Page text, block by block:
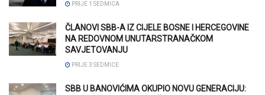
PRIJE 1 SEDMICA
ČLANOVI SBB-A IZ CIJELE BOSNE I HERCEGOVINE
NA REDOVNOM UNUTARSTRANAČKOM
SAVJETOVANJU
PRIJE 3 SEDMICE
SBB U BANOVIĆIMA OKUPIO NOVU GENERACIJU: